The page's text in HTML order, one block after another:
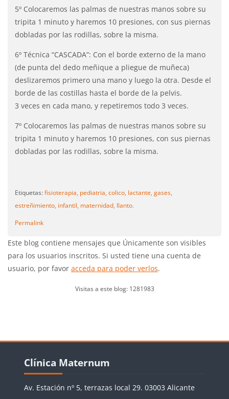
5º Colocaremos las palmas de nuestras manos sobre su
tripita 1 minuto y haremos 10 presiones, con sus piernas
dobladas por las rodillas, sobre la misma.
6º Técnica “CASCADA”: Con el borde externo de la mano
(de punta del dedo meñique a pliegue de muñeca)
deslizaremos primero una mano y luego la otra. Desde el
borde de las costillas hasta el borde de la pelvis.
3 veces en cada mano, y repetiremos todo 3 veces.
7º Colocaremos las palmas de nuestras manos sobre su
tripita 1 minuto y haremos 10 presiones, con sus piernas
dobladas por las rodillas, sobre la misma.
Etiquetas:fisioterapia, pediatria, colico, lactante, gases,
estreñimiento, infantil, maternidad, llanto.
Permalink
Este blog contiene mensajes que Únicamente son visibles
para los usuarios inscritos. Si usted tiene una cuenta de
usuario, por favor acceda para poder verlos.
Visitas a este blog: 1281983
Bloques
Clínica Maternum
Av. Estación nº 5, terrazas local 29. 03003 Alicante